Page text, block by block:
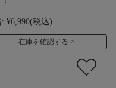
¥6,990(税込)
在庫を確認する